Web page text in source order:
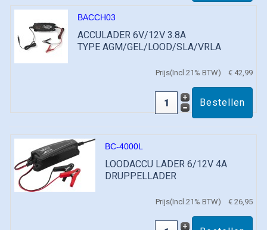
BACCH03
ACCULADER 6V/12V 3.8A
TYPE AGM/GEL/LOOD/SLA/VRLA
Prijs(Incl.21% BTW) € 42,99
BC-4000L
LOODACCU LADER 6/12V 4A
DRUPPELLADER
Prijs(Incl.21% BTW) € 26,95